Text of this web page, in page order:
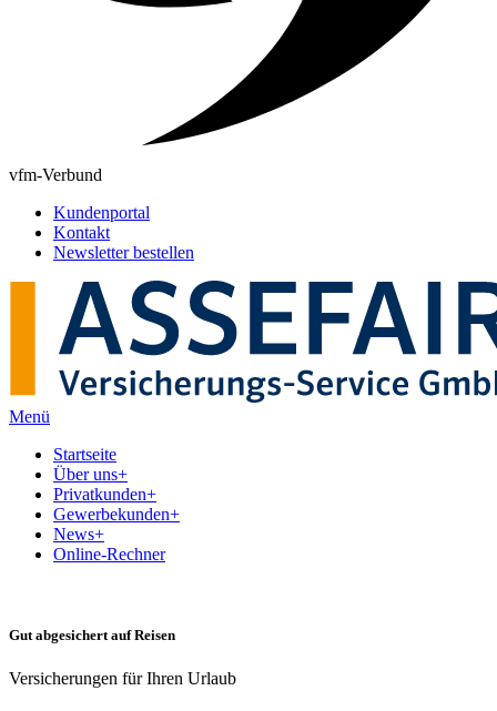
vfm-Verbund
Kundenportal
Kontakt
Newsletter bestellen
Menü
Startseite
Über uns+
Privatkunden+
Gewerbekunden+
News+
Online-Rechner
Gut abgesichert auf Reisen
Versicherungen für Ihren Urlaub